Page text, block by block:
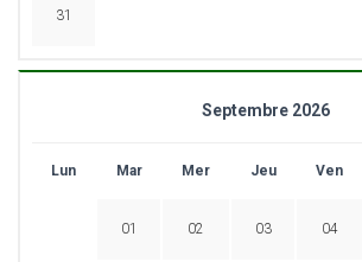
31
Septembre 2026
Lun Mar Mer Jeu Ven
01 02 03 04